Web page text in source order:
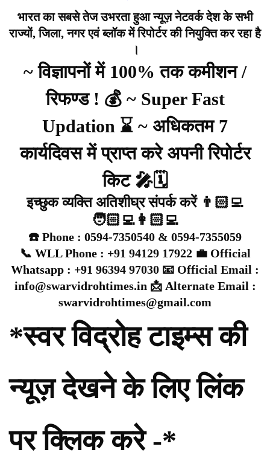
भारत का सबसे तेज उभरता हुआ न्यूज़ नेटवर्क देश के सभी
राज्यों, जिला, नगर एवं ब्लॉक में रिपोर्टर की नियुक्ति कर रहा है
।
~ विज्ञापनों में 100% तक कमीशन /
रिफण्ड ! 💰 ~ Super Fast
Updation ⌛ ~ अधिकतम 7
कार्यदिवस में प्राप्त करे अपनी रिपोर्टर
किट 🎤🗓️
इच्छुक व्यक्ति अतिशीघ्र संपर्क करें 👨🏻‍💻
🧑🏻‍💻👩🏻‍💻
☎️ Phone : 0594-7350540 & 0594-7355059
📞 WLL Phone : +91 94129 17922 💼 Official
Whatsapp : +91 96394 97030 📧 Official Email :
info@swarvidrohtimes.in 📩 Alternate Email :
swarvidrohtimes@gmail.com
*स्वर विद्रोह टाइम्स की
न्यूज़ देखने के लिए लिंक
पर क्लिक करे -*